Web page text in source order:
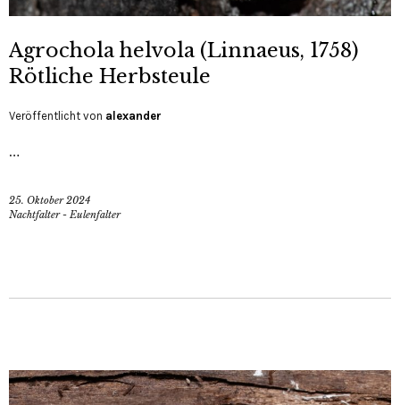
Agrochola helvola (Linnaeus, 1758)
Rötliche Herbsteule
Veröffentlicht von alexander
…
25. Oktober 2024
Nachtfalter - Eulenfalter